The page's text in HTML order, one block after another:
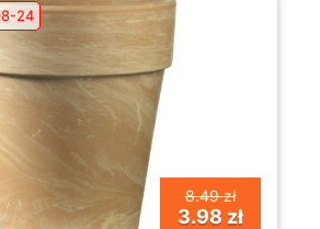
24
8.49 zł
3.98 zł